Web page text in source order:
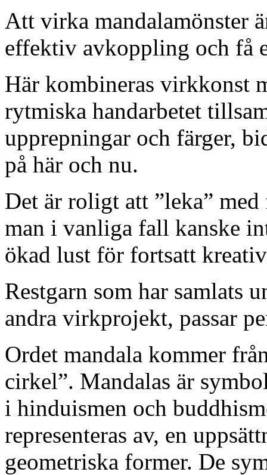
Att virka mandalamönster
effektiv avkoppling och få
Här kombineras virkkonst
rytmiska handarbetet
upprepningar och färger,
på här och nu.
Det är roligt att ”leka”
man i vanliga fall kanske
ökad lust för fortsatt
Restgarn som har samlats
andra virkprojekt, passar
Ordet mandala kommer
cirkel”. Mandalas är
i hinduismen och
representeras av, en
geometriska former. De